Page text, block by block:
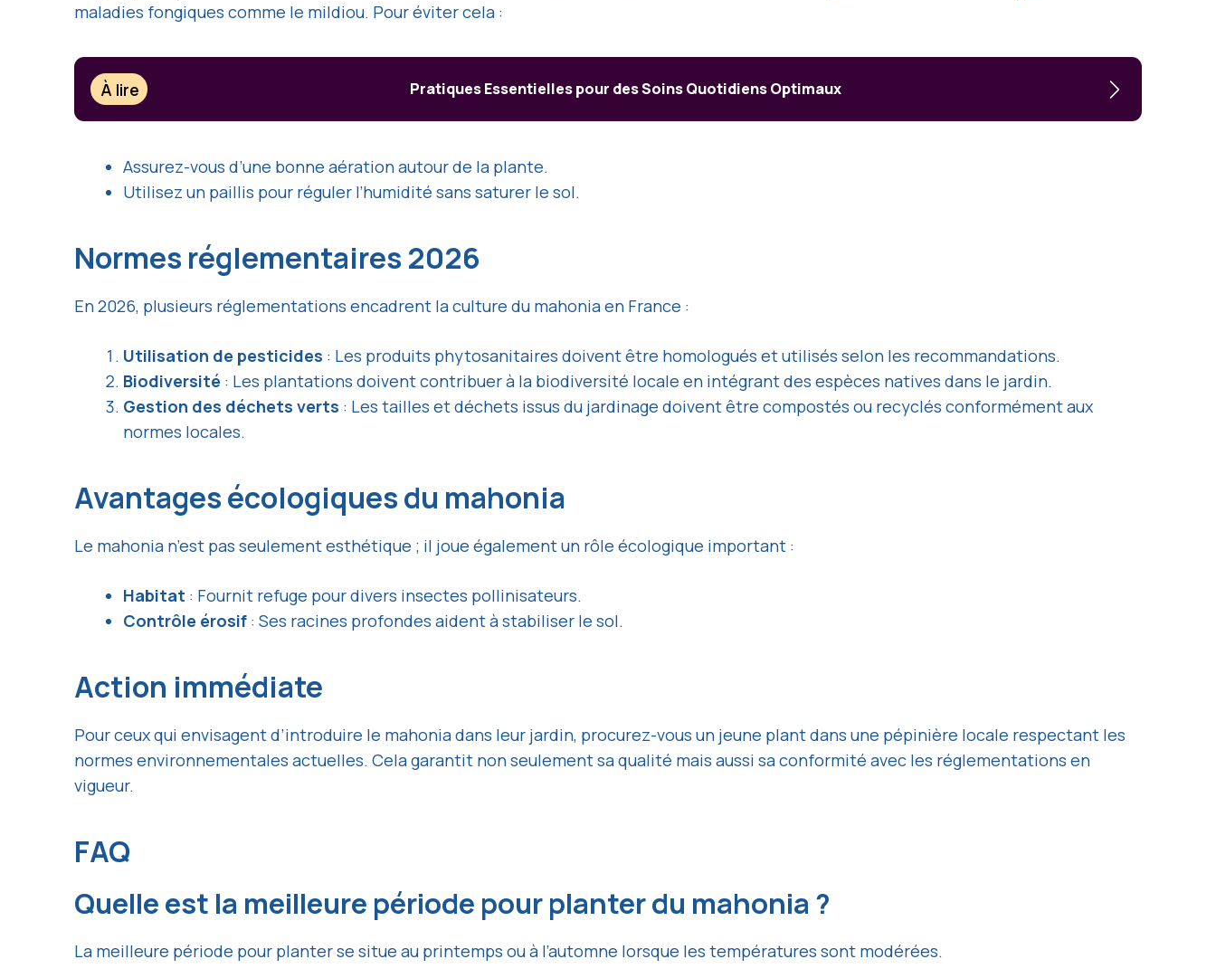
maladies fongiques comme le mildiou. Pour éviter cela :
À lire Pratiques Essentielles pour des Soins Quotidiens Optimaux
Assurez-vous d’une bonne aération autour de la plante.
Utilisez un paillis pour réguler l’humidité sans saturer le sol.
Normes réglementaires 2026
En 2026, plusieurs réglementations encadrent la culture du mahonia en France :
Utilisation de pesticides : Les produits phytosanitaires doivent être homologués et utilisés selon les recommandations.
Biodiversité : Les plantations doivent contribuer à la biodiversité locale en intégrant des espèces natives dans le jardin.
Gestion des déchets verts : Les tailles et déchets issus du jardinage doivent être compostés ou recyclés conformément aux
normes locales.
Avantages écologiques du mahonia
Le mahonia n’est pas seulement esthétique ; il joue également un rôle écologique important :
Habitat : Fournit refuge pour divers insectes pollinisateurs.
Contrôle érosif : Ses racines profondes aident à stabiliser le sol.
Action immédiate
Pour ceux qui envisagent d’introduire le mahonia dans leur jardin, procurez-vous un jeune plant dans une pépinière locale respectant les
normes environnementales actuelles. Cela garantit non seulement sa qualité mais aussi sa conformité avec les réglementations en
vigueur.
FAQ
Quelle est la meilleure période pour planter du mahonia ?
La meilleure période pour planter se situe au printemps ou à l’automne lorsque les températures sont modérées.